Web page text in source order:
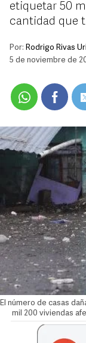
etiquetar 50
cantidad que
Por: Rodrigo Rivas
5 de noviembre de
El número de casas
mil 200 viviendas